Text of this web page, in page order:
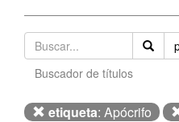
Buscador de títulos
etiqueta: Apócrifo